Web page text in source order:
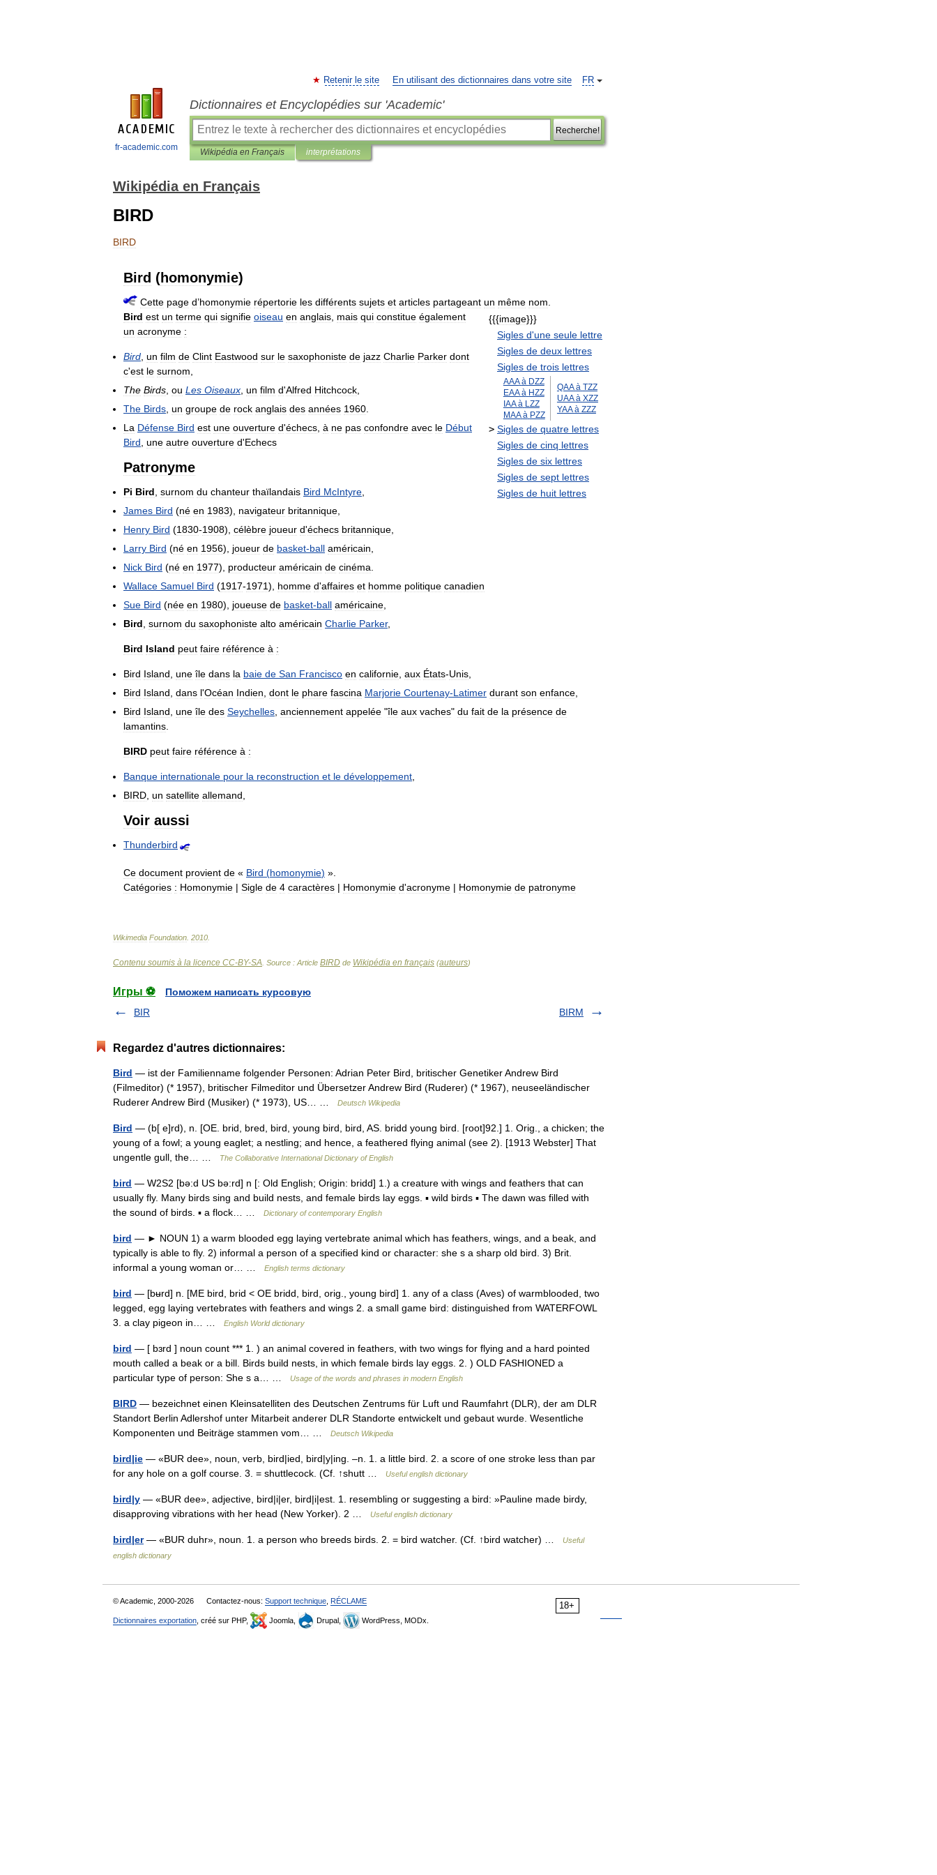
fr-academic.com
FR
Retenir le site En utilisant des dictionnaires dans votre site
Dictionnaires et Encyclopédies sur 'Academic'
Recherche!
Wikipédia en Français interprétations
Wikipédia en Français
BIRD
BIRD
Bird (homonymie)
Cette page d’homonymie répertorie les différents sujets et articles partageant un même nom
{{{image}}}
Sigles d'une seule lettre
Sigles de deux lettres
Sigles de trois lettres
AAA à DZZ
EAA à HZZ
IAA à LZZ
MAA à PZZ
QAA à TZZ
UAA à XZZ
YAA à ZZZ
> Sigles de quatre lettres
Sigles de cinq lettres
Sigles de six lettres
Sigles de sept lettres
Sigles de huit lettres
Bird est un terme qui signifie oiseau en anglais mais qui constitue également
un acronyme :
Bird un film de Clint Eastwood sur le saxophoniste de jazz Charlie Parker dont
c'est le surnom
The Birds ou Les Oiseaux un film d'Alfred Hitchcock
The Birds un groupe de rock anglais des années 1960
La Défense Bird est une ouverture d'échecs à ne pas confondre avec le Début
Bird une autre ouverture d'Echecs
Patronyme
Pi Bird surnom du chanteur thaïlandais Bird McIntyre
James Bird (né en 1983), navigateur britannique
Henry Bird (1830-1908), célèbre joueur d'échecs britannique
Larry Bird (né en 1956), joueur de basket-ball américain
Nick Bird (né en 1977), producteur américain de cinéma
Wallace Samuel Bird (1917-1971), homme d'affaires et homme politique canadien
Sue Bird (née en 1980), joueuse de basket-ball américaine
Bird surnom du saxophoniste alto américain Charlie Parker,
Bird Island peut faire référence à :
Bird Island une île dans la baie de San Francisco en californie aux États-Unis
Bird Island dans l'Océan Indien dont le phare fascina Marjorie Courtenay-Latimer durant son enfance
Bird Island une île des Seychelles anciennement appelée "île aux vaches" du fait de la présence de
lamantins
BIRD peut faire référence à :
Banque internationale pour la reconstruction et le développement
BIRD un satellite allemand
Voir aussi
Thunderbird
Ce document provient de « Bird (homonymie) ».
Catégories : Homonymie | Sigle de 4 caractères | Homonymie d'acronyme | Homonymie de patronyme
Wikimedia Foundation 2010
Contenu soumis à la licence CC-BY-SA . Source : Article BIRD de Wikipédia en français (auteurs)
Игры ⚽
Поможем написать курсовую
BIR
BIRM
Regardez d'autres dictionnaires:
Bird — ist der Familienname folgender Personen: Adrian Peter Bird, britischer Genetiker Andrew Bird
(Filmeditor) (* 1957), britischer Filmeditor und Übersetzer Andrew Bird (Ruderer) (* 1967), neuseeländischer
Ruderer Andrew Bird (Musiker) (* 1973), US… …
Deutsch Wikipedia
Bird — (b[ e]rd), n. [OE. brid, bred, bird, young bird, bird, AS. bridd young bird. [root]92.] 1. Orig., a chicken; the
young of a fowl; a young eaglet; a nestling; and hence, a feathered flying animal (see 2). [1913 Webster] That
ungentle gull, the… …
The Collaborative International Dictionary of English
bird — W2S2 [bə:d US bə:rd] n [: Old English; Origin: bridd] 1.) a creature with wings and feathers that can
usually fly. Many birds sing and build nests, and female birds lay eggs. ▪ wild birds ▪ The dawn was filled with
the sound of birds. ▪ a flock… …
Dictionary of contemporary English
bird — ► NOUN 1) a warm blooded egg laying vertebrate animal which has feathers, wings, and a beak, and
typically is able to fly. 2) informal a person of a specified kind or character: she s a sharp old bird. 3) Brit.
informal a young woman or… …
English terms dictionary
bird — [bʉrd] n. [ME bird, brid < OE bridd, bird, orig., young bird] 1. any of a class (Aves) of warmblooded, two
legged, egg laying vertebrates with feathers and wings 2. a small game bird: distinguished from WATERFOWL
3. a clay pigeon in… …
English World dictionary
bird — [ bɜrd ] noun count *** 1. ) an animal covered in feathers, with two wings for flying and a hard pointed
mouth called a beak or a bill. Birds build nests, in which female birds lay eggs. 2. ) OLD FASHIONED a
particular type of person: She s a… …
Usage of the words and phrases in modern English
BIRD — bezeichnet einen Kleinsatelliten des Deutschen Zentrums für Luft und Raumfahrt (DLR), der am DLR
Standort Berlin Adlershof unter Mitarbeit anderer DLR Standorte entwickelt und gebaut wurde. Wesentliche
Komponenten und Beiträge stammen vom… …
Deutsch Wikipedia
bird|ie — «BUR dee», noun, verb, bird|ied, bird|y|ing. –n. 1. a little bird. 2. a score of one stroke less than par
for any hole on a golf course. 3. = shuttlecock. (Cf. ↑shutt …
Useful english dictionary
bird|y — «BUR dee», adjective, bird|i|er, bird|i|est. 1. resembling or suggesting a bird: »Pauline made birdy,
disapproving vibrations with her head (New Yorker). 2 …
Useful english dictionary
bird|er— «BUR duhr», noun. 1. a person who breeds birds. 2. = bird watcher. (Cf. ↑bird watcher) …
Useful
english dictionary
18+
© Academic, 2000-2026 Contactez-nous: Support technique RÉCLAME
Dictionnaires exportation , créé sur PHP, Joomla, Drupal, WordPress, MODx.